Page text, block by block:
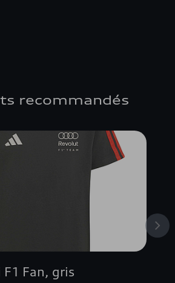
recommandés
Fan, gris